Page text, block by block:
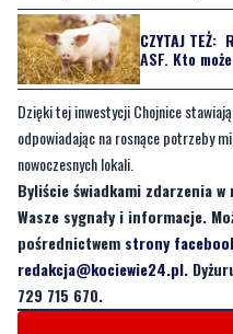
CZYTAJ TEŻ:
ASF. Kto
Dzięki tej inwestycji Chojnice
odpowiadając na rosnące potrzeby
nowoczesnych lokali.
Byliście świadkami zdarzenia
Wasze sygnały i informacje.
pośrednictwem strony
redakcja@kociewie24.pl.
729 715 670.